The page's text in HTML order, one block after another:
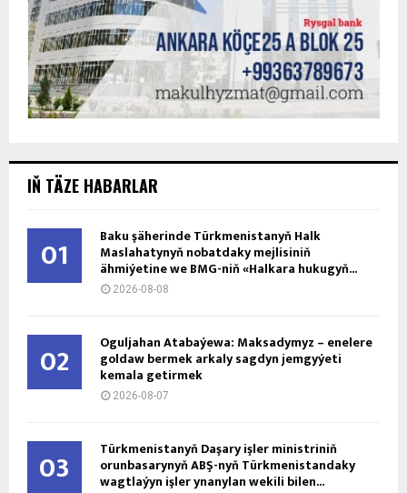
IŇ TÄZE HABARLAR
01 Baku şäherinde Türkmenistanyň Halk
Maslahatynyň nobatdaky mejlisiniň
ähmiýetine we BMG-niň «Halkara hukugyň...
2026-08-08
02 Oguljahan Atabaýewa: Maksadymyz – enelere
goldaw bermek arkaly sagdyn jemgyýeti
kemala getirmek
2026-08-07
03 Türkmenistanyň Daşary işler ministriniň
orunbasarynyň ABŞ-nyň Türkmenistandaky
wagtlaýyn işler ynanylan wekili bilen...